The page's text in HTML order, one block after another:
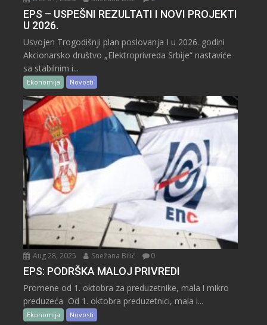
EPS – USPEŠNI REZULTATI I NOVI PROJEKTI
U 2026.
Usvojen Trogodišnji plan poslovanja I u 2026. godini
Akcionarsko društvo „Elektroprivreda Srbije“ nastaviće
sa stabilnim i...
Ekonomija Novosti
Aug 28, 2025 Snežana Bilić 0
EPS: PODRŠKA MALOJ PRIVREDI
Promene od 1. oktobra za preduzetnike, mala i mikro
preduzeća Od 1. oktobra preduzetnici, mala i...
Ekonomija Novosti